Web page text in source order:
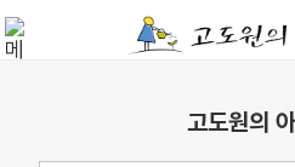
고도원의